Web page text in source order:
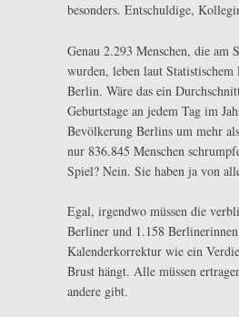
besonders. Entschuldige,
Genau 2.293 Menschen, die am
wurden, leben laut Statistischem
Berlin. Wäre das ein
Geburtstage an jedem Tag im
Bevölkerung Berlins um mehr
nur 836.845 Menschen
Spiel? Nein. Sie haben ja von
Egal, irgendwo müssen die
Berliner und 1.158
Kalenderkorrektur wie ein
Brust hängt. Alle müssen
andere gibt.